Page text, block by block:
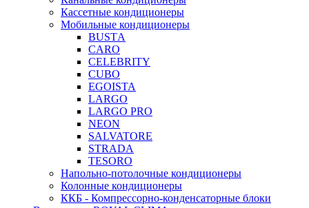
Кассетные кондиционеры
Мобильные кондиционеры
BUSTА
CARO
CELEBRITY
CUBO
EGOISTA
LARGO
LARGO PRO
NEON
SALVATORE
STRADA
TESORO
Напольно-потолочные кондиционеры
Колонные кондиционеры
ККБ - Компрессорно-конденсаторные блоки